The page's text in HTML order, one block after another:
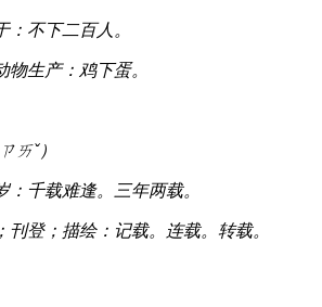
：不下二百人。
物生产：鸡下蛋。
ㄞˇ）
：千载难逢。三年两载。
刊登；描绘：记载。连载。转载。